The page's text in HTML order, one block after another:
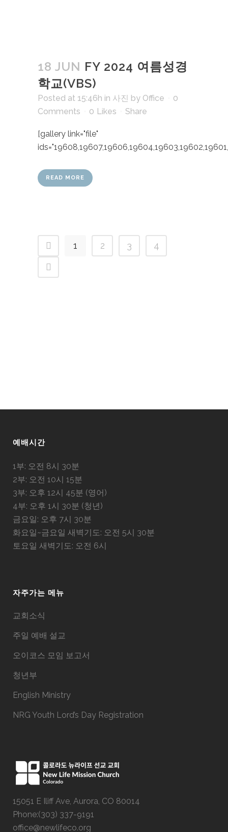
18 JUN FY 2024 여름성경
학교(VBS)
Posted at 15:46h in 사진 by Office
0
Comments
0 Likes Share
[gallery link="file"
READ MORE
1 2 3 4
예배시간
1부: 오전 8시 30분
2부: 오전 10시 15분
3부: 오후 12시 45분 (영어)
4부: 오후 1시 30분 (청년)
금요일: 오후 7시 30분
화요일~금요일 새벽기도: 오전 5시 30분
토요일 새벽기도: 오전 6시
자주가는 메뉴
교회소식
주일 예배 설교
오이코스 모임 보고서
청년부
English Ministry
NRG Youth Lord’s Day Registration
15051 E Iliff Ave, Aurora, CO 80014
Phone:(303) 337-9191
office@newlifeco.org